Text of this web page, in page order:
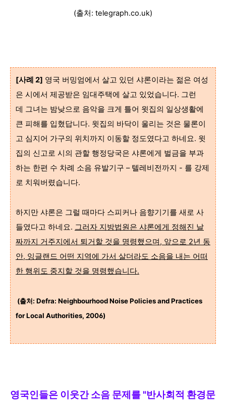
(출처: telegraph.co.uk)
[사례 2] 영국 버밍엄에서 살고 있던 샤론이라는 젊은 여성
은 시에서 제공받은 임대주택에 살고 있었습니다. 그런
데 그녀는 밤낮으로 음악을 크게 틀어 윗집의 일상생활에
큰 피해를 입혔답니다. 윗집의 바닥이 울리는 것은 물론이
고 심지어 가구의 위치까지 이동할 정도였다고 하네요. 윗
집의 신고로 시의 관할 행정당국은 샤론에게 벌금을 부과
하는 한편 수 차례 소음 유발기구 – 텔레비전까지 - 를 강제
로 치워버렸습니다.
하지만 샤론은 그럴 때마다 스피커나 음향기기를 새로 사
들였다고 하네요. 그러자 지방법원은 샤론에게 정해진 날
짜까지 거주지에서 퇴거할 것을 명령했으며, 앞으로 2년 동
안, 잉글랜드 어떤 지역에 가서 살더라도 소음을 내는 어떠
한 행위도 중지할 것을 명령했습니다.
(출처: Defra: Neighbourhood Noise Policies and Practices
for Local Authorities, 2006)
영국인들은 이웃간 소음 문제를 "반사회적 환경문